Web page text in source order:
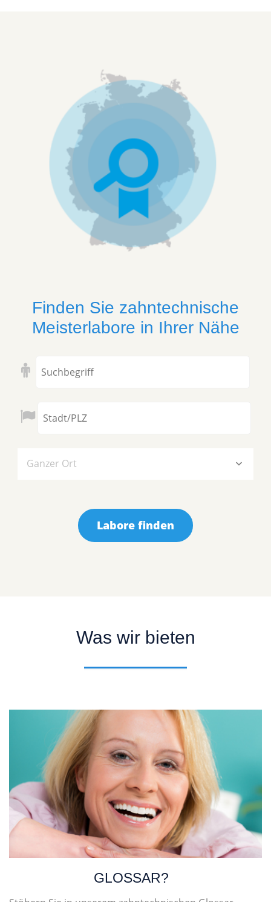
Finden Sie zahntechnische
Meisterlabore in Ihrer Nähe
Ganzer Ort
Labore finden
Was wir bieten
GLOSSAR?